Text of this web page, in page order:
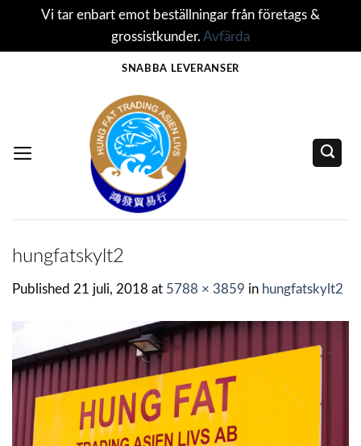
Vi tar enbart emot beställningar från företags &
grossistkunder. Avfärda
SNABBA LEVERANSER
hungfatskylt2
Published 21 juli, 2018 at 5788 × 3859 in hungfatskylt2